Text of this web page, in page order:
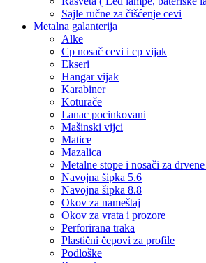
Sajle ručne za čišćenje cevi
Metalna galanterija
Alke
Cp nosač cevi i cp vijak
Ekseri
Hangar vijak
Karabiner
Koturače
Lanac pocinkovani
Mašinski vijci
Matice
Mazalica
Metalne stope i nosači za
Navojna šipka 5.6
Navojna šipka 8.8
Okov za nameštaj
Okov za vrata i prozore
Perforirana traka
Plastični čepovi za profile
Podloške